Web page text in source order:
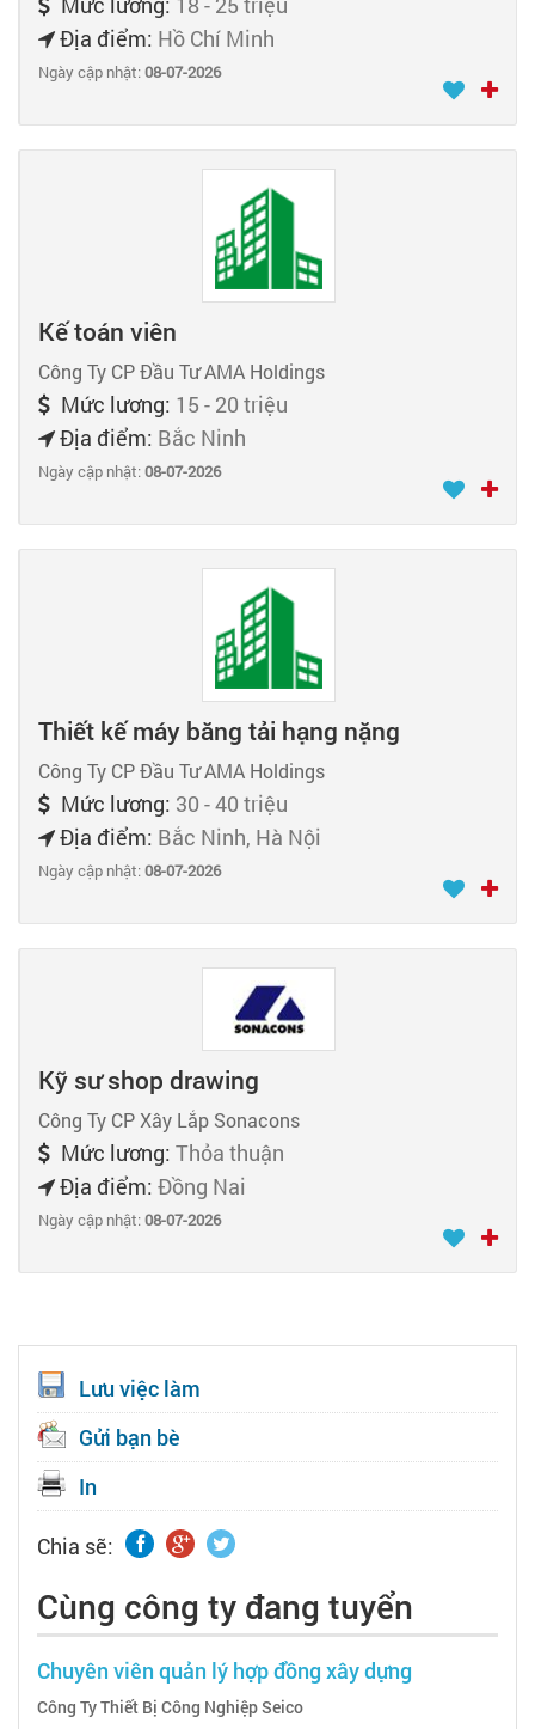
Địa điểm: Hồ Chí Minh
Ngày cập nhật:08-07-2026
Kế toán viên
Công Ty CP Đầu Tư AMA Holdings
Mức lương: 15 - 20 triệu
Địa điểm: Bắc Ninh
Ngày cập nhật:08-07-2026
Thiết kế máy băng tải hạng nặng
Công Ty CP Đầu Tư AMA Holdings
Mức lương: 30 - 40 triệu
Địa điểm: Bắc Ninh, Hà Nội
Ngày cập nhật:08-07-2026
Kỹ sư shop drawing
Công Ty CP Xây Lắp Sonacons
Mức lương: Thỏa thuận
Địa điểm: Đồng Nai
Ngày cập nhật:08-07-2026
Lưu việc làm
Gửi bạn bè
In
Chia sẽ:
Cùng công ty đang tuyển
Chuyên viên quản lý hợp đồng xây dựng
Công Ty Thiết Bị Công Nghiệp Seico